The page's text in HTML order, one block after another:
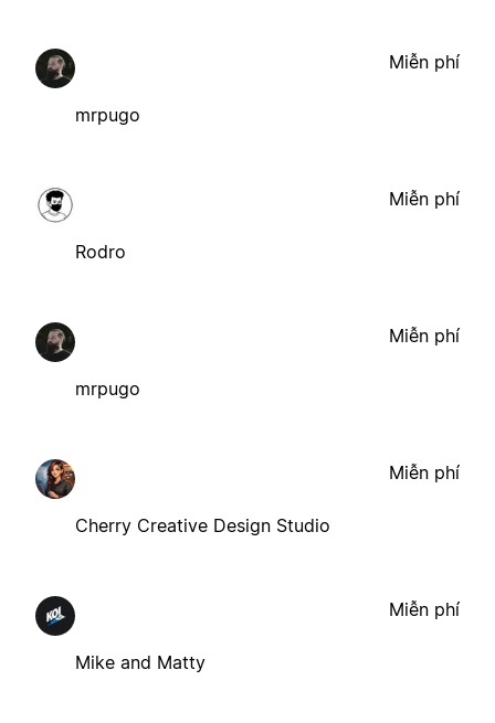
mrpugo
Miễn phí
Rodro
Miễn phí
mrpugo
Miễn phí
Cherry Creative Design Studio
Miễn phí
Mike and Matty
Miễn phí